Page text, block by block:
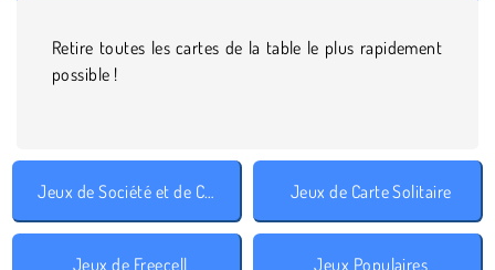
Retire toutes les cartes de la table le plus rapidement
possible !
Jeux de Société et de Cartes Jeux de Carte Solitaire
Jeux de Freecell Jeux Populaires